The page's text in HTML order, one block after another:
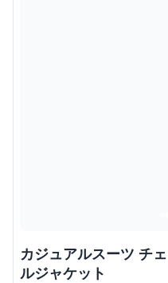
カジュアルスーツ チ
ルジャケット